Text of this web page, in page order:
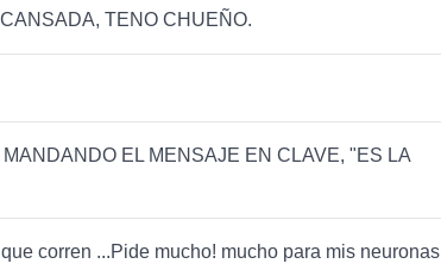
TENO CHUEÑO.
EL MENSAJE EN CLAVE, "ES LA
corren ...Pide mucho! mucho para mis neuronas